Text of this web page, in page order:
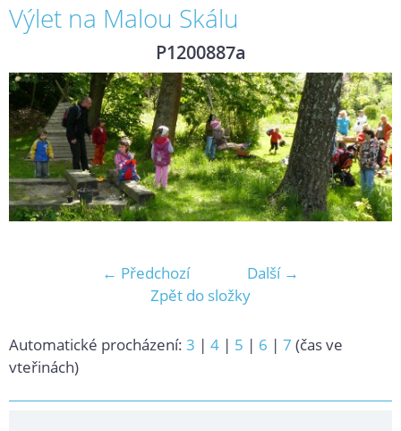
Výlet na Malou Skálu
P1200887a
← Předchozí
Další →
Zpět do složky
Automatické procházení: 3 | 4 | 5 | 6 | 7 (čas ve
vteřinách)